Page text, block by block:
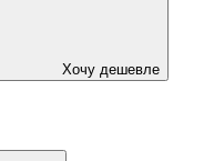
Хочу дешевле